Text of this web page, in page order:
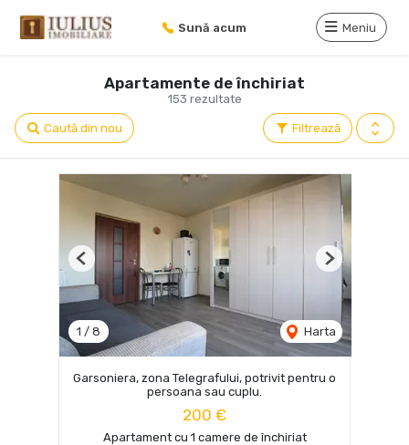
Sună acum Meniu
153 rezultate
Apartamente de închiriat
Filtrează
Caută din nou
1 / 8 Harta
Previous Next
Garsoniera, zona Telegrafului, potrivit pentru o
persoana sau cuplu.
200 €
Apartament cu 1 camere de închiriat